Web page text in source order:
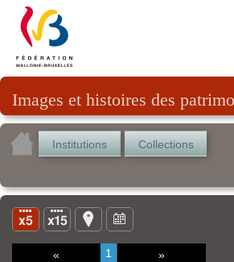
Images et histoires des
Institutions Collections
« 1 »